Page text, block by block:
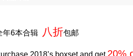
年6本合辑 八折包邮
2018’s boxset and get 20%